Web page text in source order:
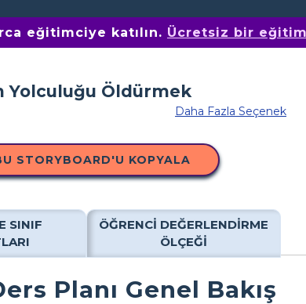
eğitimciye katılın. Ücretsiz bir
Daha Fazla Seçenek
STORYBOARD'U KOPYALA
SINIF
ÖĞRENCI DEĞERLENDIRME
ÖLÇEĞI
Planı Genel Bakış